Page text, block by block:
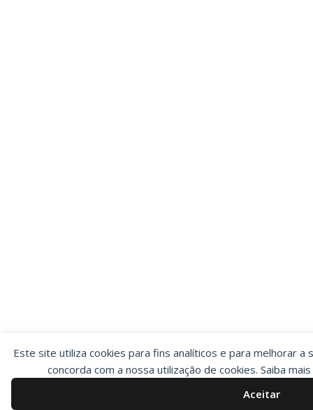
Este site utiliza cookies para fins analíticos e para melhorar a
concorda com a nossa utilização de cookies. Saiba
Aceitar